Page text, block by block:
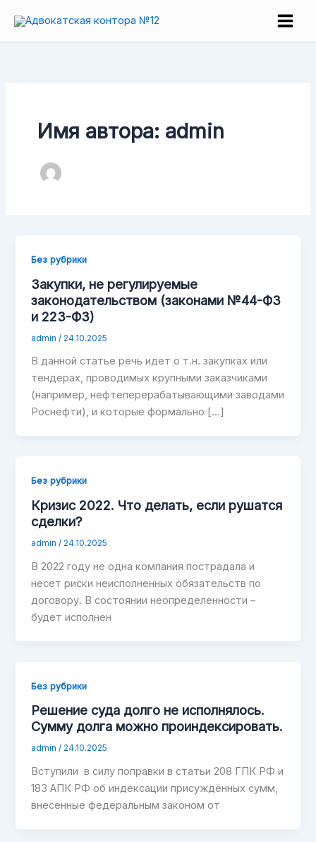
содержимому
Main
Имя автора: admin
Без рубрики
Закупки, не регулируемые
законодательством (законами №44-ФЗ
и 223-ФЗ)
admin/ 24.10.2025
В данной статье речь идет о т.н. закупках или
тендерах, проводимых крупными заказчиками
(например, нефтеперерабатывающими заводами
Роснефти), и которые формально […]
Без рубрики
Кризис 2022. Что делать, если рушатся
сделки?
admin/ 24.10.2025
В 2022 году не одна компания пострадала и
несет риски неисполненных обязательств по
договору. В состоянии неопределенности –
будет исполнен
Без рубрики
Решение суда долго не исполнялось.
Сумму долга можно проиндексировать.
admin/ 24.10.2025
Вступили в силу поправки в статьи 208 ГПК РФ и
183 АПК РФ об индексации присуждённых сумм,
внесенные федеральным законом от